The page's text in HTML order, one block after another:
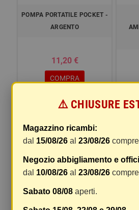
POMPA PORTATILE POCKET -
ARGENTO
11,20 €
COMPRA
⚠️ CHIUSURE
Magazzino ricambi:
dal 15/08/26 al23/08/26
Negozio abbigliamento e
dal 10/08/26 al23/08/26
Sabato 08/08 aperti.